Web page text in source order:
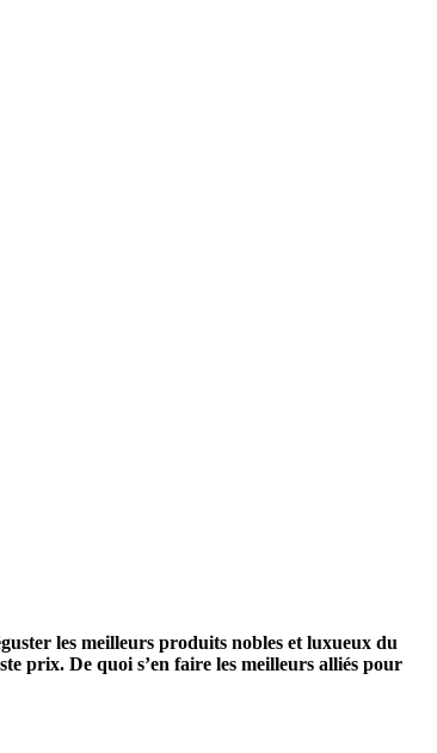
les meilleurs produits nobles et luxueux du
prix. De quoi s’en faire les meilleurs alliés pour